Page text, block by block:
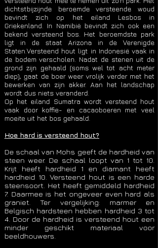
dichtstbijzijnde beroemde versteende woud
bevindt zich op het eiland Lesbos in
Griekenland. In Namibië bevindt zich ook een
bekend versteend bos. Het beroemdste park
ligt in de staat Arizona in de Verenigde
Staten.Versteend hout ligt in Indonesië vaak in
de bodem verscholen. Nadat de stenen uit de
grond zijn gehaald (soms wel tot acht meter
diep), gaat de boer weer vrolijk verder met het
bewerken van zijn akker. Aan het landschap
wordt dus niets veranderd.
Op het eiland Sumatra wordt versteend hout
vaak door koffie- en cacaoboeren met veel
moeite uit het bos gehaald.
Hoe hard is versteend hout?
De schaal van Mohs geeft de hardheid van
steen weer. De schaal loopt van 1 tot 10.
Krijt heeft hardheid 1 en diamant heeft
hardheid 10. Versteend hout is een harde
steensoort. Het heeft gemiddeld hardheid
7. Daarmee is het ongeveer even hard als
graniet. Ter vergelijking: marmer en
Belgisch hardsteen hebben hardheid 3 tot
4. Door de hardheid is versteend hout een
minder geschikt materiaal voor
beeldhouwers.